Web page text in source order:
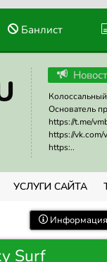
Банлист
Основатель
https://t.me/
https://vk.com/
https:..
УСЛУГИ САЙТА
Surf